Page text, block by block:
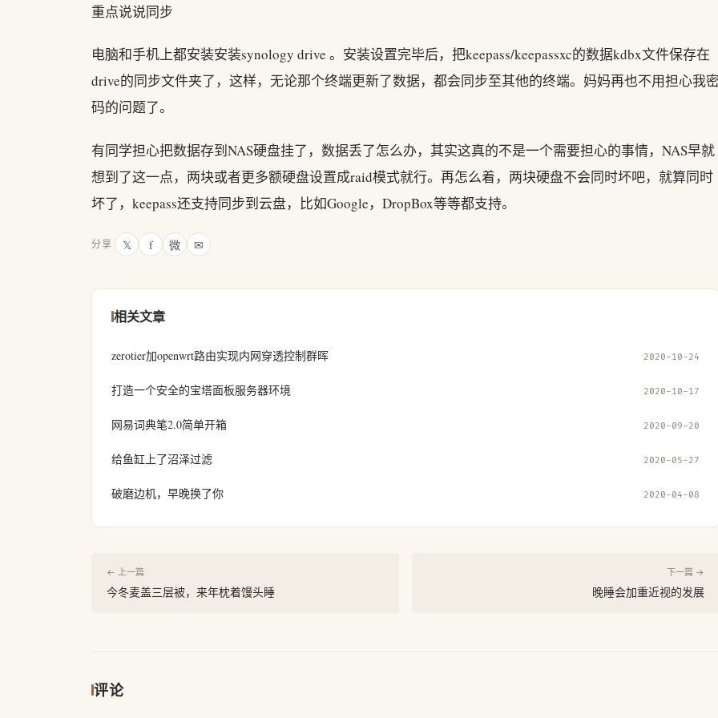
重点说说同步
电脑和手机上都安装安装synology drive 。安装设置完毕后，把keepass/keepassxc的数据kdbx文件保存在
drive的同步文件夹了，这样，无论那个终端更新了数据，都会同步至其他的终端。妈妈再也不用担心我
码的问题了。
有同学担心把数据存到NAS硬盘挂了，数据丢了怎么办，其实这真的不是一个需要担心的事情，NAS早就
想到了这一点，两块或者更多额硬盘设置成raid模式就行。再怎么着，两块硬盘不会同时坏吧，就算同时
坏了，keepass还支持同步到云盘，比如Google，DropBox等等都支持。
分享 𝕏 f 微 ✉
相关文章
zerotier加openwrt路由实现内网穿透控制群晖 2020-10-24
打造一个安全的宝塔面板服务器环境 2020-10-17
网易词典笔2.0简单开箱 2020-09-20
给鱼缸上了沼泽过滤 2020-05-27
破磨边机，早晚换了你 2020-04-08
← 上一篇
今冬麦盖三层被，来年枕着馒头睡
下一篇 →
晚睡会加重近视的发展
评论